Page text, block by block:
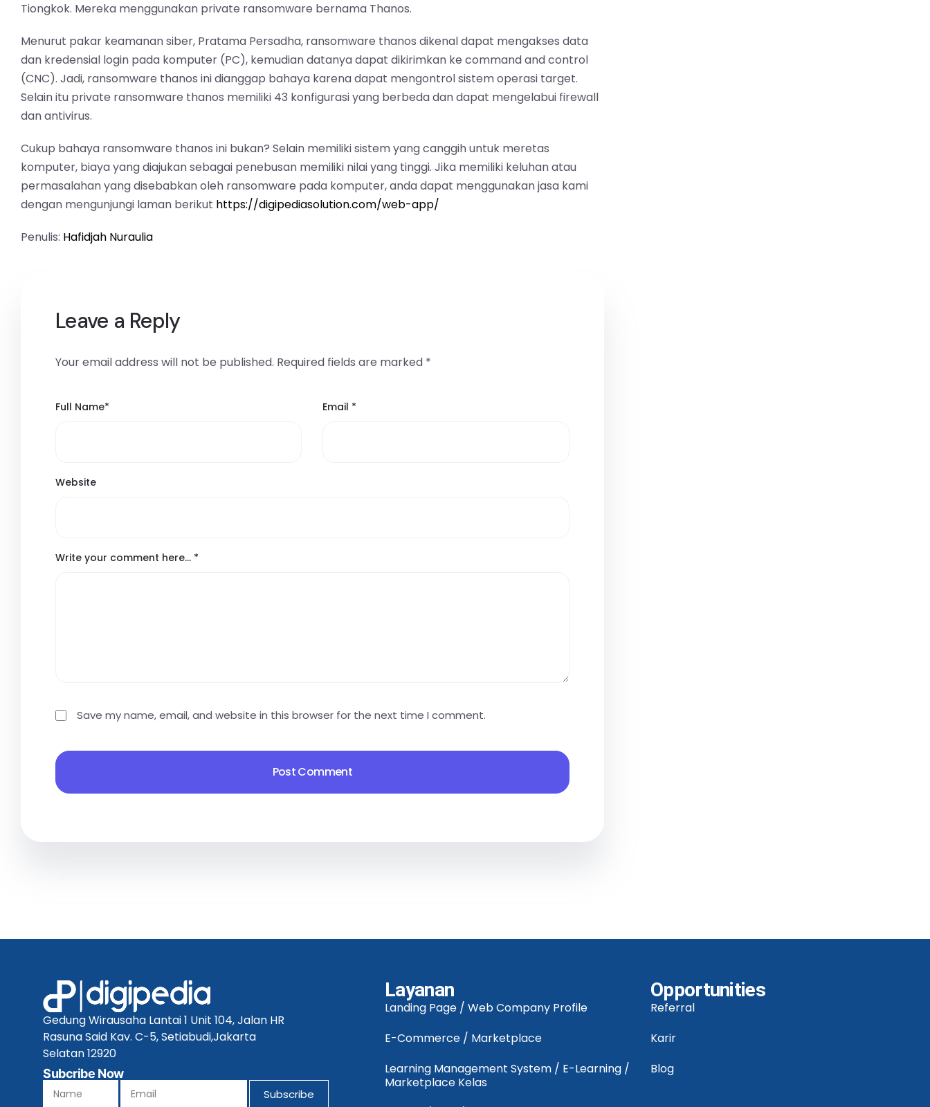
Tiongkok. Mereka menggunakan private ransomware bernama Thanos.
Menurut pakar keamanan siber, Pratama Persadha, ransomware thanos dikenal dapat mengakses data
dan kredensial login pada komputer (PC), kemudian datanya dapat dikirimkan ke command and control
(CNC). Jadi, ransomware thanos ini dianggap bahaya karena dapat mengontrol sistem operasi target.
Selain itu private ransomware thanos memiliki 43 konfigurasi yang berbeda dan dapat mengelabui firewall
dan antivirus.
Cukup bahaya ransomware thanos ini bukan? Selain memiliki sistem yang canggih untuk meretas
komputer, biaya yang diajukan sebagai penebusan memiliki nilai yang tinggi. Jika memiliki keluhan atau
permasalahan yang disebabkan oleh ransomware pada komputer, anda dapat menggunakan jasa kami
dengan mengunjungi laman berikut https://digipediasolution.com/web-app/
Penulis: Hafidjah Nuraulia
Leave a Reply
Your email address will not be published. Required fields are marked *
Full Name* Email *
Website
Write your comment here… *
Save my name, email, and website in this browser for the next time I comment.
Gedung Wirausaha Lantai 1 Unit 104, Jalan HR
Rasuna Said Kav. C-5, Setiabudi,Jakarta
Selatan 12920
Subcribe Now
Subscribe
Layanan
Landing Page / Web Company Profile
E-Commerce / Marketplace
Learning Management System / E-Learning /
Marketplace Kelas
Opportunities
Referral
Karir
Blog